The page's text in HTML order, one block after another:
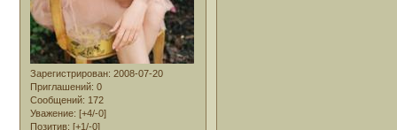
Зарегистрирован: 2008-07-20
Приглашений: 0
Сообщений: 172
Уважение: [+4/-0]
Позитив: [+1/-0]